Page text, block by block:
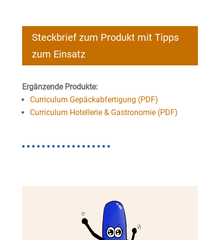
Steckbrief zum Produkt mit Tipps
zum Einsatz
Ergänzende Produkte:
Curriculum Gepäckabfertigung (PDF)
Curriculum Hotellerie & Gastronomie (PDF)